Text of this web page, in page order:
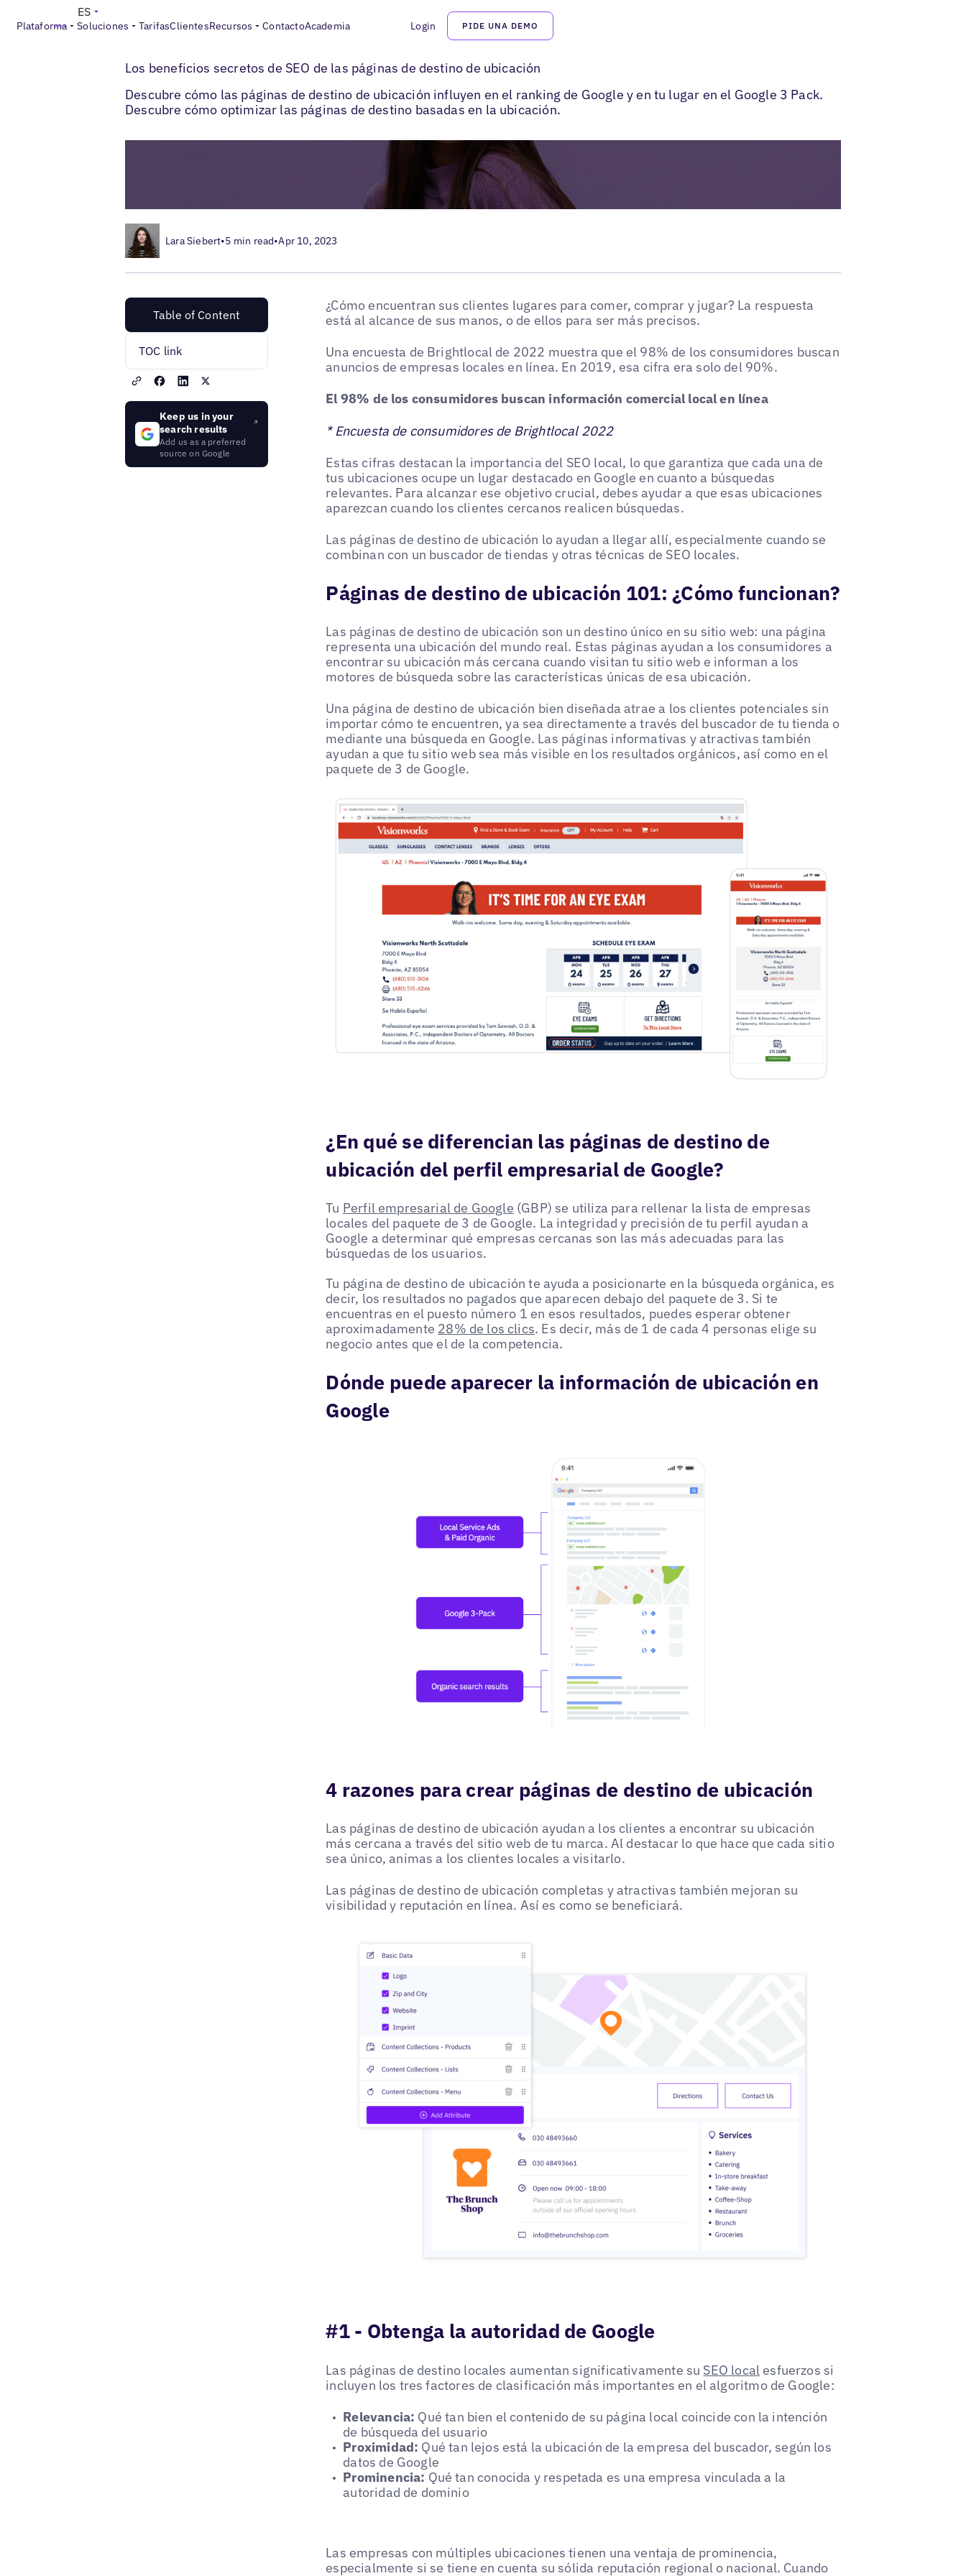
Plataforma Soluciones TarifasClientesRecursos ContactoAcademia Login PIDE UNA DEMO
ES
Blogs > SEO local> Cómo las páginas de destino de ubicación mejoran el SEO local
Los beneficios secretos de SEO de las páginas de destino de ubicación
Descubre cómo las páginas de destino de ubicación influyen en el ranking de Google y en tu lugar en el Google 3 Pack.
Descubre cómo optimizar las páginas de destino basadas en la ubicación.
Lara Siebert•5 min read•Apr 10, 2023
Table of Content
TOC link
Keep us in your
search results
Add us as a preferred
source on Google
¿Cómo encuentran sus clientes lugares para comer, comprar y jugar? La respuesta
está al alcance de sus manos, o de ellos para ser más precisos.
Una encuesta de Brightlocal de 2022 muestra que el 98% de los consumidores buscan
anuncios de empresas locales en línea. En 2019, esa cifra era solo del 90%.
El 98% de los consumidores buscan información comercial local en línea
* Encuesta de consumidores de Brightlocal 2022
Estas cifras destacan la importancia del SEO local, lo que garantiza que cada una de
tus ubicaciones ocupe un lugar destacado en Google en cuanto a búsquedas
relevantes. Para alcanzar ese objetivo crucial, debes ayudar a que esas ubicaciones
aparezcan cuando los clientes cercanos realicen búsquedas.
Las páginas de destino de ubicación lo ayudan a llegar allí, especialmente cuando se
combinan con un buscador de tiendas y otras técnicas de SEO locales.
Páginas de destino de ubicación 101: ¿Cómo funcionan?
Las páginas de destino de ubicación son un destino único en su sitio web: una página
representa una ubicación del mundo real. Estas páginas ayudan a los consumidores a
encontrar su ubicación más cercana cuando visitan tu sitio web e informan a los
motores de búsqueda sobre las características únicas de esa ubicación.
Una página de destino de ubicación bien diseñada atrae a los clientes potenciales sin
importar cómo te encuentren, ya sea directamente a través del buscador de tu tienda o
mediante una búsqueda en Google. Las páginas informativas y atractivas también
ayudan a que tu sitio web sea más visible en los resultados orgánicos, así como en el
paquete de 3 de Google.
¿En qué se diferencian las páginas de destino de
ubicación del perfil empresarial de Google?
Tu Perfil empresarial de Google (GBP) se utiliza para rellenar la lista de empresas
locales del paquete de 3 de Google. La integridad y precisión de tu perfil ayudan a
Google a determinar qué empresas cercanas son las más adecuadas para las
búsquedas de los usuarios.
Tu página de destino de ubicación te ayuda a posicionarte en la búsqueda orgánica, es
decir, los resultados no pagados que aparecen debajo del paquete de 3. Si te
encuentras en el puesto número 1 en esos resultados, puedes esperar obtener
aproximadamente 28% de los clics. Es decir, más de 1 de cada 4 personas elige su
negocio antes que el de la competencia.
Dónde puede aparecer la información de ubicación en
Google
4 razones para crear páginas de destino de ubicación
Las páginas de destino de ubicación ayudan a los clientes a encontrar su ubicación
más cercana a través del sitio web de tu marca. Al destacar lo que hace que cada sitio
sea único, animas a los clientes locales a visitarlo.
Las páginas de destino de ubicación completas y atractivas también mejoran su
visibilidad y reputación en línea. Así es como se beneficiará.
#1 - Obtenga la autoridad de Google
Las páginas de destino locales aumentan significativamente su SEO local esfuerzos si
incluyen los tres factores de clasificación más importantes en el algoritmo de Google:
Relevancia: Qué tan bien el contenido de su página local coincide con la intención
de búsqueda del usuario
Proximidad: Qué tan lejos está la ubicación de la empresa del buscador, según los
datos de Google
Prominencia: Qué tan conocida y respetada es una empresa vinculada a la
autoridad de dominio
Las empresas con múltiples ubicaciones tienen una ventaja de prominencia,
especialmente si se tiene en cuenta su sólida reputación regional o nacional. Cuando